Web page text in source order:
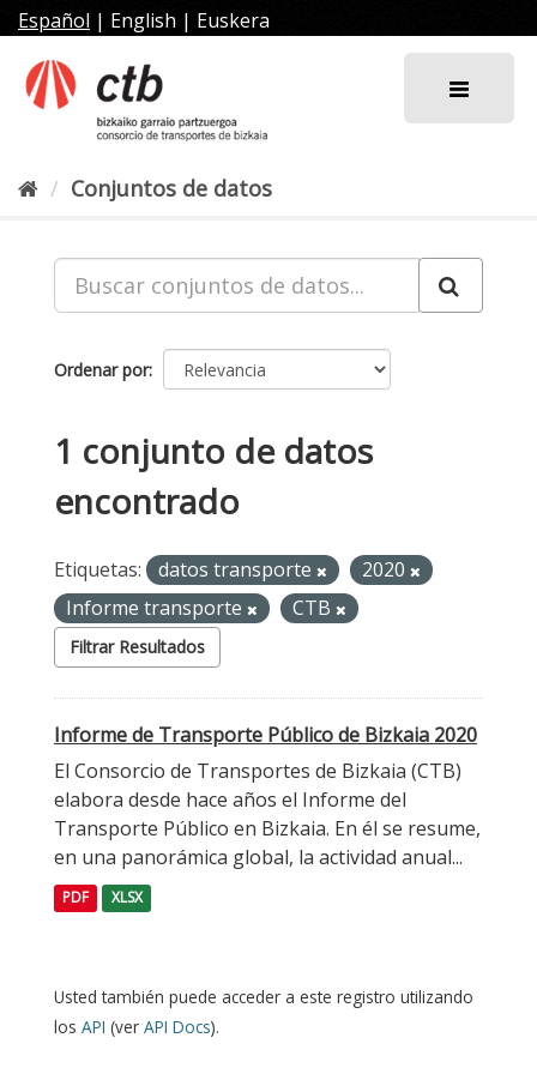
al
contenido
Español | English | Euskera
Conjuntos de datos
Ordenar por
1 conjunto de datos
encontrado
Etiquetas: datos transporte
2020
Informe transporte
CTB
Filtrar Resultados
Informe de Transporte Público de Bizkaia 2020
El Consorcio de Transportes de Bizkaia (CTB)
elabora desde hace años el Informe del
Transporte Público en Bizkaia. En él se resume,
en una panorámica global, la actividad anual...
PDF XLSX
Usted también puede acceder a este registro utilizando
los API (ver API Docs).